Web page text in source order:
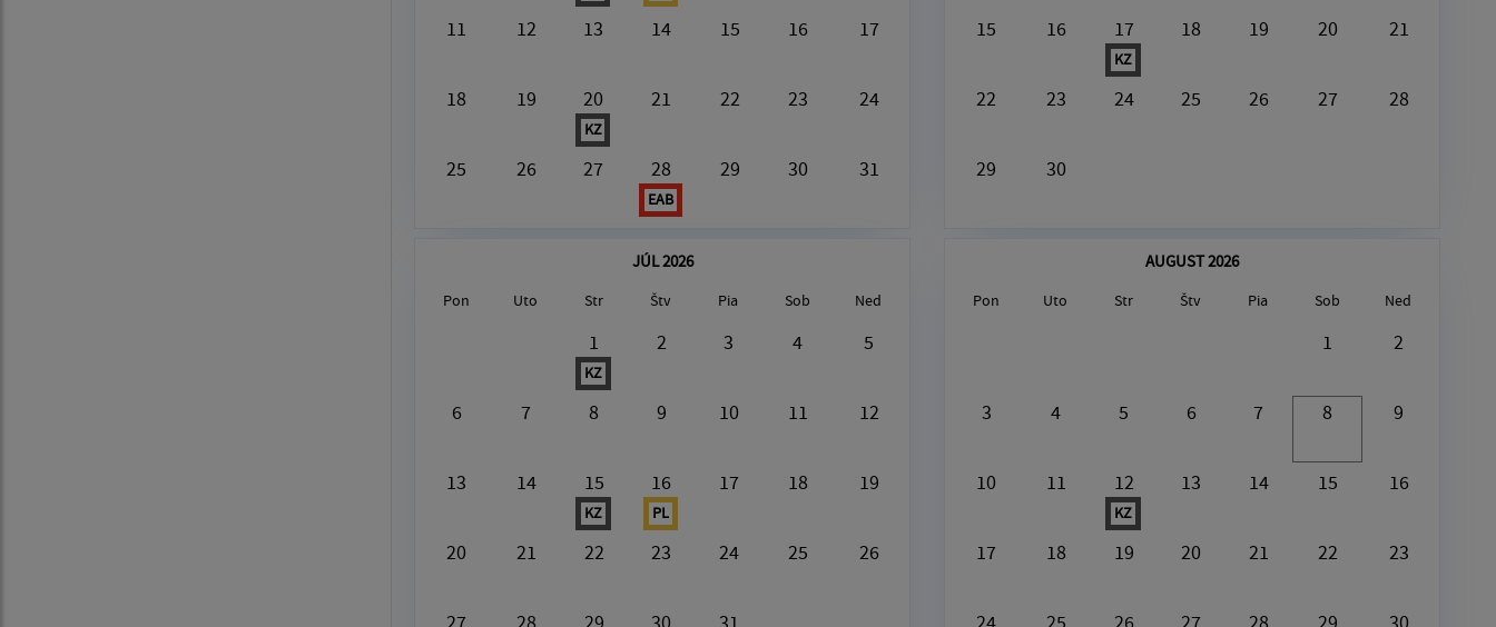
11 12 13 14 15 16 17
18 19 20
KZ
21 22 23 24
25 26 27 28
EAB
29 30 31
15 16 17
KZ
18 19 20 21
22 23 24 25 26 27 28
29 30
JÚL 2026
Pon Uto Str Štv Pia Sob Ned
1
KZ
2 3 4 5
6 7 8 9 10 11 12
13 14 15
KZ
16
PL
17 18 19
20 21 22 23 24 25 26
V tento deň nie je nič naplánované
AUGUST 2026
Pon Uto Str Štv Pia Sob Ned
1 2
3 4 5 6 7 8 9
10 11 12
KZ
13 14 15 16
17 18 19 20 21 22 23
V tento deň nie je nič naplánované